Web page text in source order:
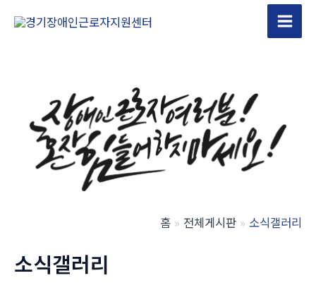
Main
홈 전체게시판 소식갤러리
소식갤러리